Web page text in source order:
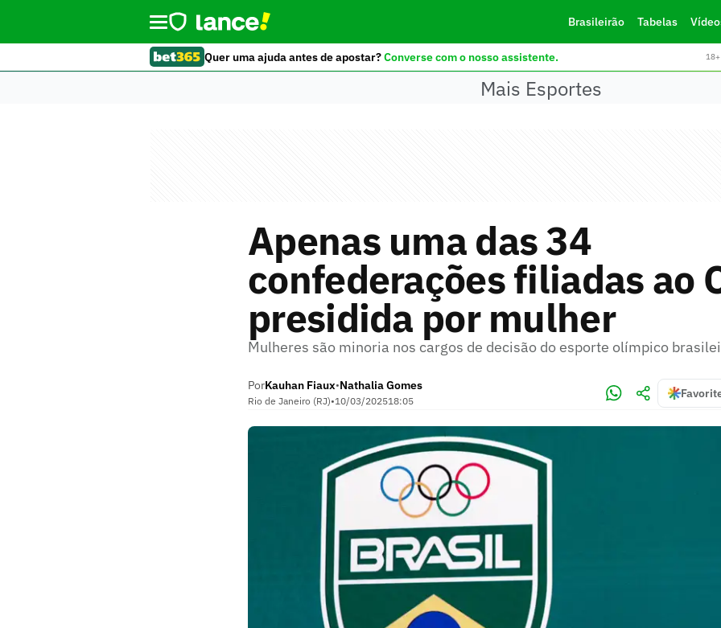
Brasileirão Tabelas
Quer uma ajuda antes de apostar?Converse com o nosso assistente.
Mais Esportes
Apenas uma das 34
confederações filiadas ao
presidida por mulher
Mulheres são minoria nos cargos de decisão do esporte olímpico
PorKauhan Fiaux•Nathalia Gomes
Rio de Janeiro (RJ)•10/03/202518:05